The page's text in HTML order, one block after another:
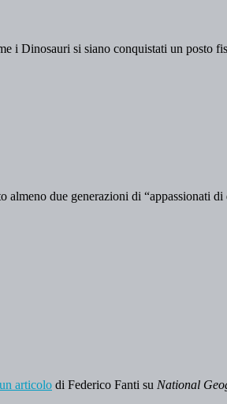
i Dinosauri si siano conquistati un posto
due generazioni di “appassionati
articolo di Federico Fanti su National